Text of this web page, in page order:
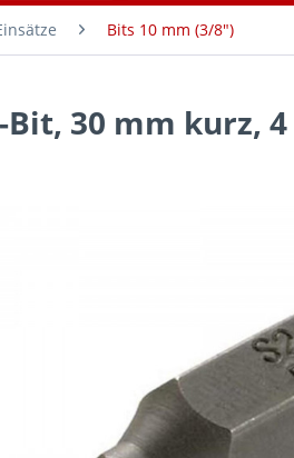
Bits 10 mm (3/8")
30 mm kurz,